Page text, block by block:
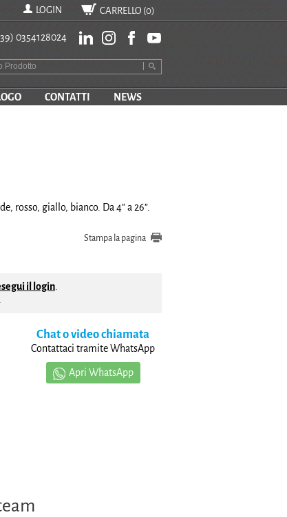
LOGIN CARRELLO (0)
0354128024
CONTATTI NEWS
rosso, giallo, bianco. Da 4” a 26”.
Stampa la pagina
il login.
.
Chat o video chiamata
Contattaci tramite WhatsApp
Apri WhatsApp